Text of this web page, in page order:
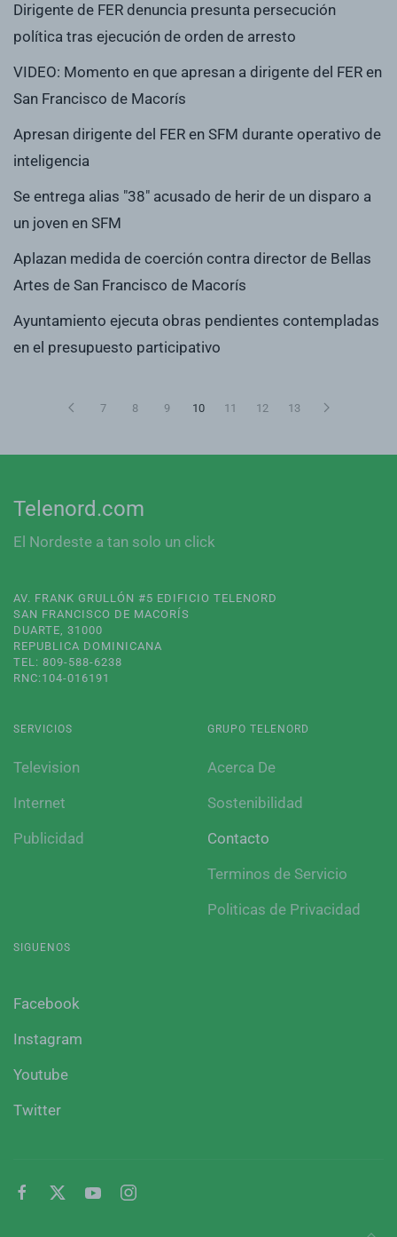
Dirigente de FER denuncia presunta persecución
política tras ejecución de orden de arresto
VIDEO: Momento en que apresan a dirigente del FER en
San Francisco de Macorís
Apresan dirigente del FER en SFM durante operativo de
inteligencia
Se entrega alias "38" acusado de herir de un disparo a
un joven en SFM
Aplazan medida de coerción contra director de Bellas
Artes de San Francisco de Macorís
Ayuntamiento ejecuta obras pendientes contempladas
en el presupuesto participativo
7 8 9 10 11 12 13
Telenord.com
El Nordeste a tan solo un click
AV. FRANK GRULLÓN #5 EDIFICIO TELENORD
SAN FRANCISCO DE MACORÍS
DUARTE, 31000
REPUBLICA DOMINICANA
TEL: 809-588-6238
RNC:104-016191
SERVICIOS
Television
Internet
Publicidad
GRUPO TELENORD
Acerca De
Sostenibilidad
Contacto
Terminos de Servicio
Politicas de Privacidad
SIGUENOS
Facebook
Instagram
Youtube
Twitter